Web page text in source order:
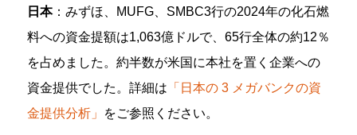
日本：みずほ、MUFG、SMBC3行の2024年の化石燃
料への資金提額は1,063億ドルで、65行全体の約12％
を占めました。約半数が米国に本社を置く企業への
資金提供でした。詳細は 「日本の 3 メガバンクの資
金提供分析」
をご参照ください。